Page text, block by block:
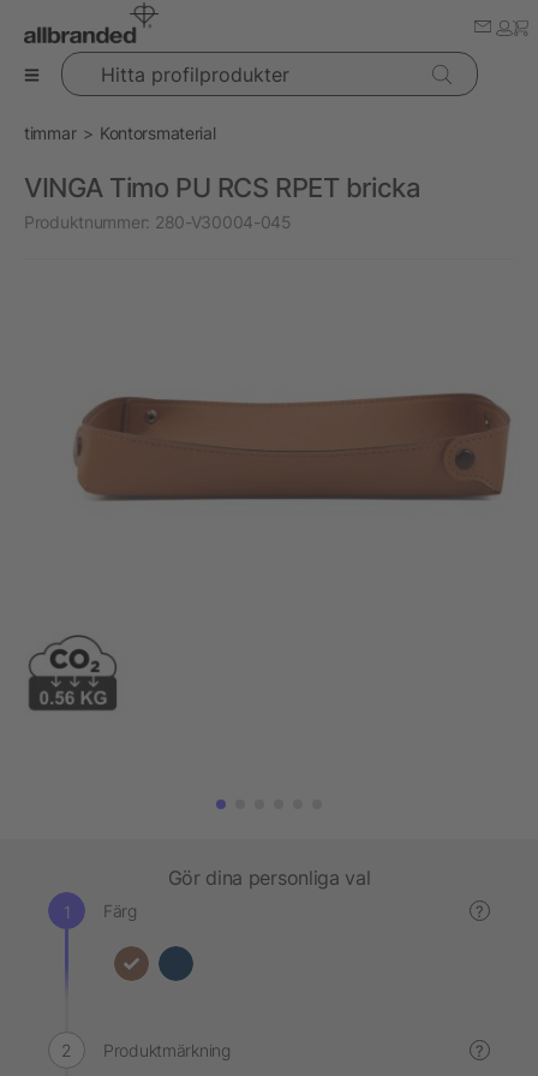
Hitta profilprodukter
timmar Kontorsmaterial
VINGA Timo PU RCS RPET bricka
Produktnummer: 280-V30004-045
Gör dina personliga val
Färg ?
Produktmärkning ?